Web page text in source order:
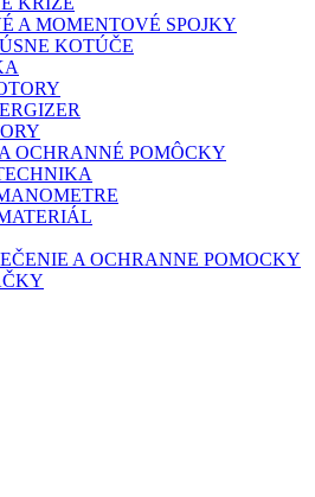
A MOMENTOVÉ SPOJKY
KOTÚČE
OCHRANNÉ POMÔCKY
A OCHRANNE POMOCKY